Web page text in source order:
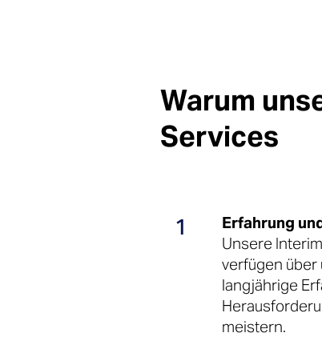
Warum
Services
1
Erfahrung
Unsere
verfügen über
langjährige
meistern.